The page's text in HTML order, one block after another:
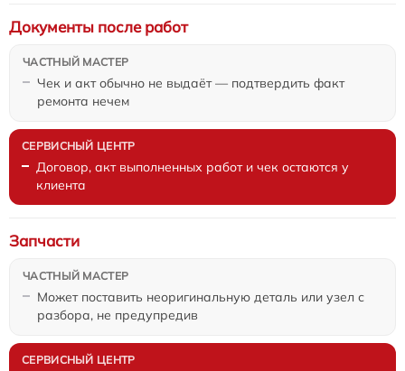
Чек и акт обычно не выдаёт — подтвердить факт
ремонта нечем
Документы после работ
Договор, акт выполненных работ и чек остаются у
клиента
Может поставить неоригинальную деталь или узел с
разбора, не предупредив
Запчасти